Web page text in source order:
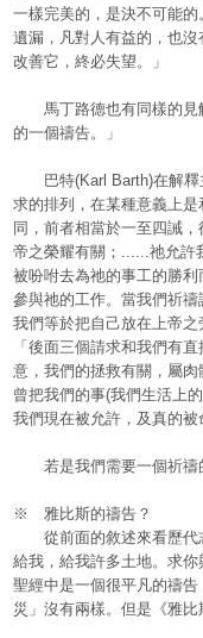
一樣完美的，是決不可能
遺漏，凡對人有益的，也
改善它，終必失望。」
馬丁路德也有同樣的見
的一個禱告。」
巴特(Karl Barth)在解釋
求的排列，在某種意義上
同，前者相當於一至四誡
帝之榮耀有關；......祂允許
被吩咐去為祂的事工的勝
參與祂的工作。當我們祈
我們等於把自己放在上帝
「後面三個請求和我們有
意，我們的拯救有關，屬
曾把我們的事(我們生活上
我們現在被允許，及真的被
若是我們需要一個祈禱
※ 雅比斯的禱告？
從前面的敘述來看歷代
給我，給我許多土地。求
聖經中是一個很平凡的禱
災」沒有兩樣。但是《雅比